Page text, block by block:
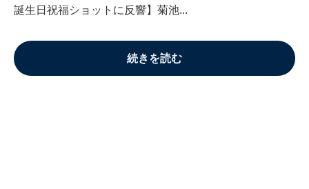
誕生日祝福ショットに反響】菊池...
続きを読む